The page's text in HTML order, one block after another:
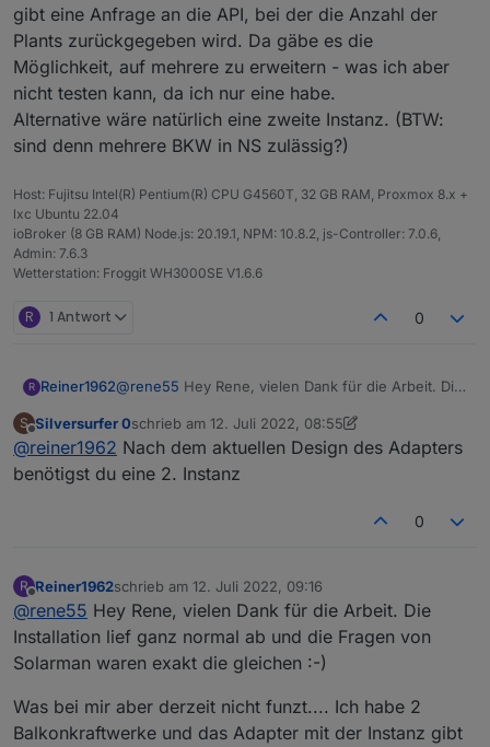
Grüße aus Niedersachsen
gibt eine Anfrage an die API, bei der die Anzahl der
Plants zurückgegeben wird. Da gäbe es die
Möglichkeit, auf mehrere zu erweitern - was ich aber
nicht testen kann, da ich nur eine habe.
Alternative wäre natürlich eine zweite Instanz. (BTW:
sind denn mehrere BKW in NS zulässig?)
Host: Fujitsu Intel(R) Pentium(R) CPU G4560T, 32 GB RAM, Proxmox 8.x +
lxc Ubuntu 22.04
ioBroker (8 GB RAM) Node.js: 20.19.1, NPM: 10.8.2, js-Controller: 7.0.6,
Admin: 7.6.3
Wetterstation: Froggit WH3000SE V1.6.6
R 1 Antwort 0
R Reiner1962@rene55 Hey Rene, vielen Dank für die Arbeit. Die
Solarman waren exakt die gleichen :-)
Was bei mir aber derzeit nicht funzt.... Ich habe 2
Balkonkraftwerke und das Adapter mit der Instanz
gibt mir nur eins aus.
Eine Idee?
S
Offline
Silversurfer 0schrieb am 12. Juli 2022, 08:55
zuletzt editiert von Silversurfer 0
@reiner1962 Nach dem aktuellen Design des Adapters
benötigst du eine 2. Instanz
0
R
Offline
Reiner1962schrieb am 12. Juli 2022, 09:16
zuletzt editiert von
@rene55 Hey Rene, vielen Dank für die Arbeit. Die
Installation lief ganz normal ab und die Fragen von
Solarman waren exakt die gleichen :-)
Was bei mir aber derzeit nicht funzt.... Ich habe 2
Balkonkraftwerke und das Adapter mit der Instanz gibt